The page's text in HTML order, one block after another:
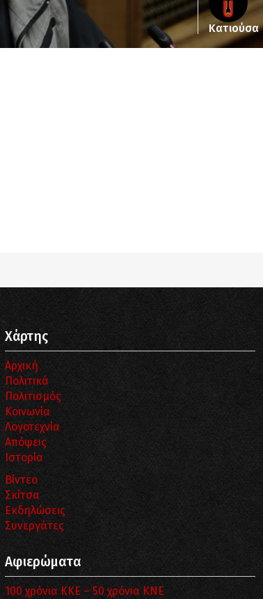
Κατιούσα
Χάρτης
Αρχική
Πολιτικά
Πολιτισμός
Κοινωνία
Λογοτεχνία
Απόψεις
Ιστορία
Βίντεο
Σκίτσα
Εκδηλώσεις
Συνεργάτες
Αφιερώματα
100 χρόνια ΚΚΕ – 50 χρόνια ΚΝΕ